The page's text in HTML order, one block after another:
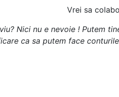
Vrei sa
Nici nu e nevoie ! Putem
ca sa putem face